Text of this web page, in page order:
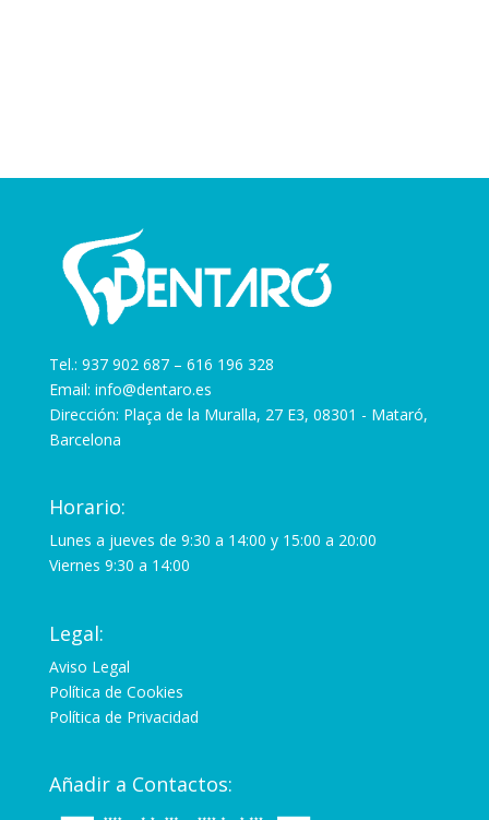
Tel.: 937 902 687– 616 196 328
Email: info@dentaro.es
Dirección: Plaça de la Muralla, 27 E3, 08301 - Mataró,
Barcelona
Horario:
Lunes a jueves de 9:30 a 14:00 y 15:00 a 20:00
Viernes 9:30 a 14:00
Legal:
Aviso Legal
Política de Cookies
Política de Privacidad
Añadir a Contactos: